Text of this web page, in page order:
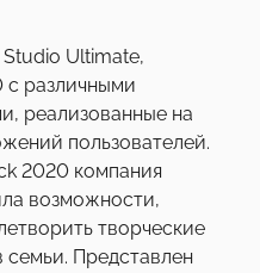
Ultimate,
с различными
реализованные на
пользователей.
2020 компания
возможности,
творческие
семьи. Представлен